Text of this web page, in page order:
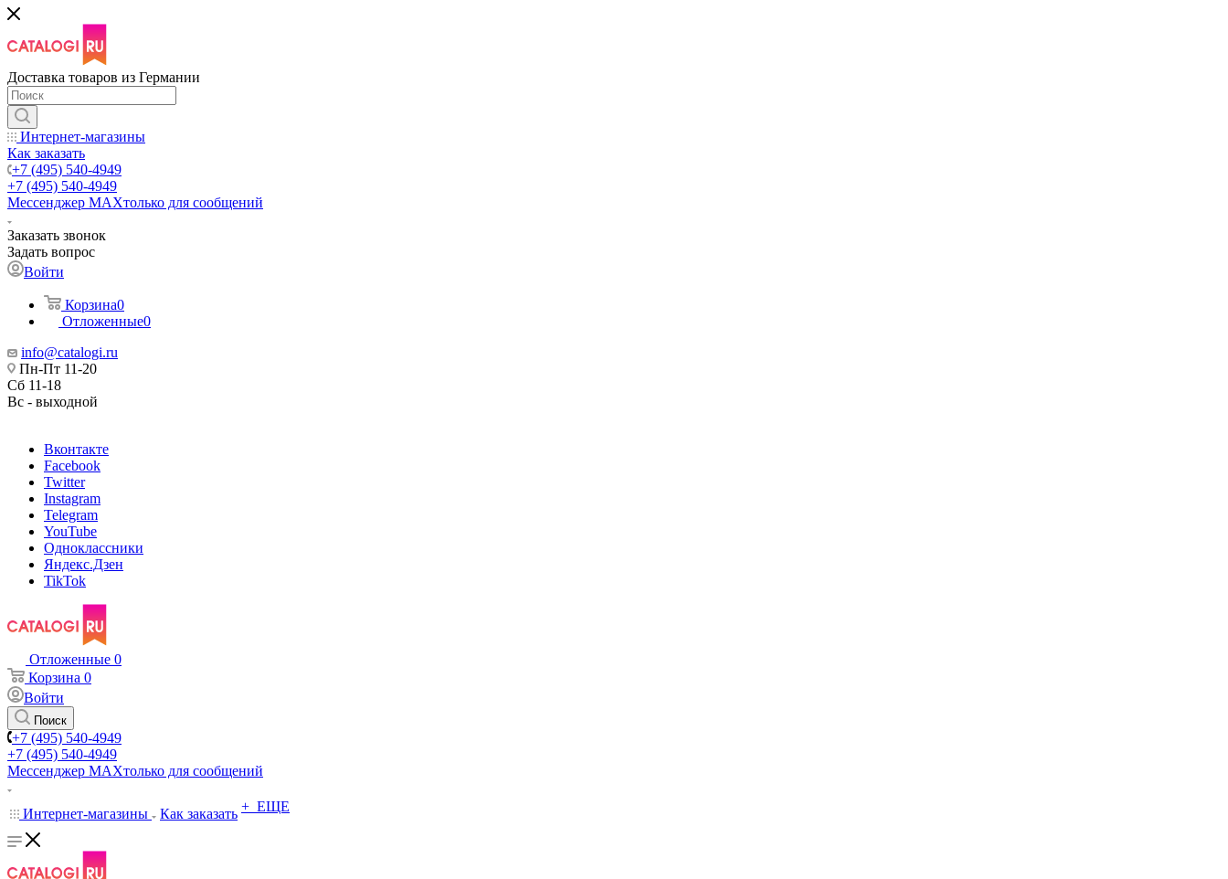
Доставка товаров из Германии
Интернет-магазины
Как заказать
+7 (495) 540-4949
+7 (495) 540-4949
Мессенджер МАХтолько для сообщений
Заказать звонок
Задать вопрос
Войти
Корзина0
Отложенные0
info@catalogi.ru
Пн-Пт 11-20
Сб 11-18
Вс - выходной
Вконтакте
Facebook
Twitter
Instagram
Telegram
YouTube
Одноклассники
Яндекс.Дзен
TikTok
Отложенные 0
Корзина 0
Войти
Поиск
+7 (495) 540-4949
+7 (495) 540-4949
Мессенджер МАХтолько для сообщений
Интернет-магазины Как заказать + ЕЩЕ